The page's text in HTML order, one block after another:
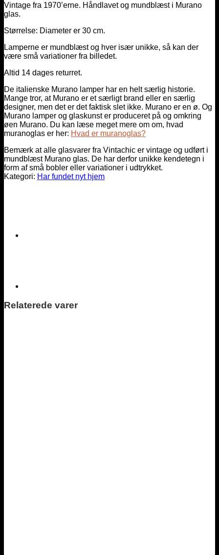
Vintage fra 1970’erne. Håndlavet og mundblæst i Murano
glas.
Størrelse: Diameter er 30 cm.
Lamperne er mundblæst og hver især unikke, så kan der
være små variationer fra billedet.
Altid 14 dages returret.
De italienske Murano lamper har en helt særlig historie.
Mange tror, at Murano er et særligt brand eller en særlig
designer, men det er det faktisk slet ikke. Murano er en ø. Og
Murano lamper og glaskunst er produceret på og omkring
øen Murano. Du kan læse meget mere om om, hvad
muranoglas er her: Hvad er muranoglas?
Bemærk at alle glasvarer fra Vintachic er vintage og udført i
mundblæst Murano glas. De har derfor unikke kendetegn i
form af små bobler eller variationer i udtrykket.
Kategori: Har fundet nyt hjem
Relaterede varer